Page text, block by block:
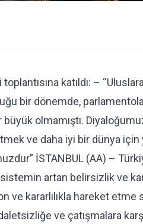
katıldı: –
bir dönemde,
olmamıştı.
ve daha iyi bir dünya
İSTANBUL (AA) –
artan belirsizlik ve
ve kararlılıkla hareket
ve çatışmalara